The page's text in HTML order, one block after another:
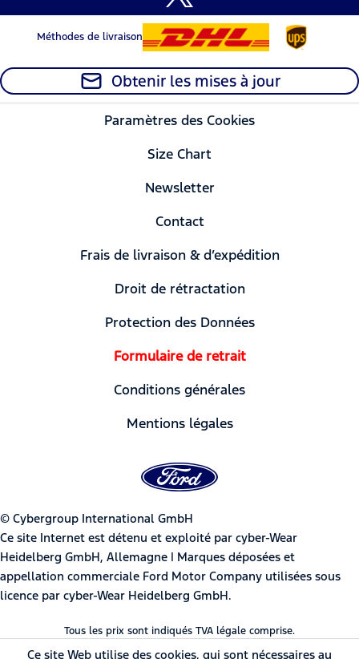
Méthodes de livraison
Obtenir les mises à jour
Paramètres des Cookies
Size Chart
Newsletter
Contact
Frais de livraison & d’expédition
Droit de rétractation
Protection des Données
Formulaire de retrait
Conditions générales
Mentions légales
© Cybergroup International GmbH
Ce site Internet est détenu et exploité par cyber-Wear
Heidelberg GmbH, Allemagne | Marques déposées et
appellation commerciale Ford Motor Company utilisées sous
licence par cyber-Wear Heidelberg GmbH.
Tous les prix sont indiqués TVA légale comprise.
Ce site Web utilise des cookies, qui sont nécessaires au